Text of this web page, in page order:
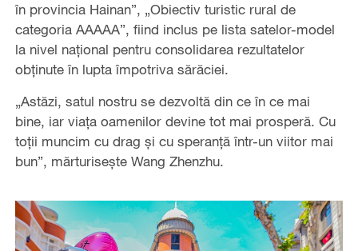
în provincia Hainan”, „Obiectiv turistic rural de
categoria AAAAA”, fiind inclus pe lista satelor-model
la nivel național pentru consolidarea rezultatelor
obținute în lupta împotriva sărăciei.
„Astăzi, satul nostru se dezvoltă din ce în ce mai
bine, iar viața oamenilor devine tot mai prosperă. Cu
toții muncim cu drag și cu speranță într-un viitor mai
bun”, mărturisește Wang Zhenzhu.